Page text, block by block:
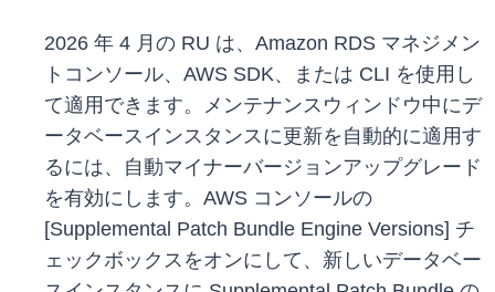
2026 年 4 月の RU は、Amazon RDS マネジメン
トコンソール、AWS SDK、または CLI を使用し
て適用できます。メンテナンスウィンドウ中にデ
ータベースインスタンスに更新を自動的に適用す
るには、自動マイナーバージョンアップグレード
を有効にします。AWS コンソールの
[Supplemental Patch Bundle Engine Versions] チ
ェックボックスをオンにして、新しいデータベー